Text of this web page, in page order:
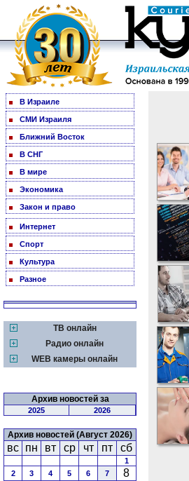
В Израиле
СМИ Израиля
Ближний Восток
В СНГ
В мире
Экономика
Закон и право
Интернет
Спорт
Культура
Разное
ТВ онлайн
Радио онлайн
WEB камеры онлайн
Архив новостей за
2025 2026
Архив новостей (Август 2026)
вс пн вт ср чт пт сб
1
2
3 4 5 6 7
8